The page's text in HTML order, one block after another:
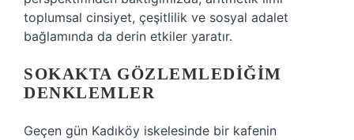
toplumsal cinsiyet, çeşitlilik ve sosyal adalet
bağlamında da derin etkiler yaratır.
SOKAKTA GÖZLEMLEDIĞIM
DENKLEMLER
Geçen gün Kadıköy iskelesinde bir kafenin